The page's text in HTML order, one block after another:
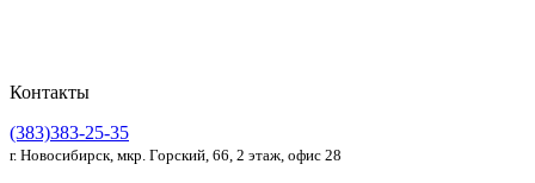
Контакты
(383)383-25-35
г. Новосибирск, мкр. Горский, 66, 2 этаж, офис 28